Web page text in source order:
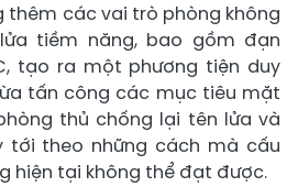
thêm các vai trò phòng không
tiềm năng, bao gồm đạn
tạo ra một phương tiện duy
tấn công các mục tiêu mặt
thủ chống lại tên lửa và
tới theo những cách mà cấu
hiện tại không thể đạt được.